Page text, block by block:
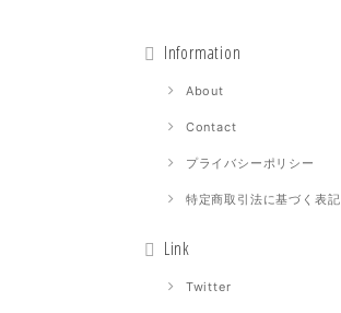
Information
About
Contact
プライバシーポリシー
特定商取引法に基づく表記
Link
Twitter